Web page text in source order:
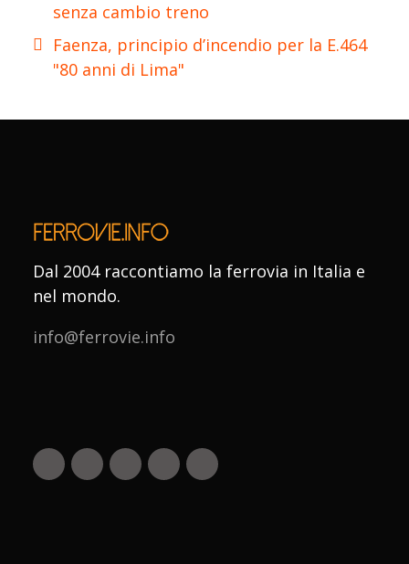
senza cambio treno
Faenza, principio d’incendio per la E.464
"80 anni di Lima"
Dal 2004 raccontiamo la ferrovia in Italia e
nel mondo.
info@ferrovie.info